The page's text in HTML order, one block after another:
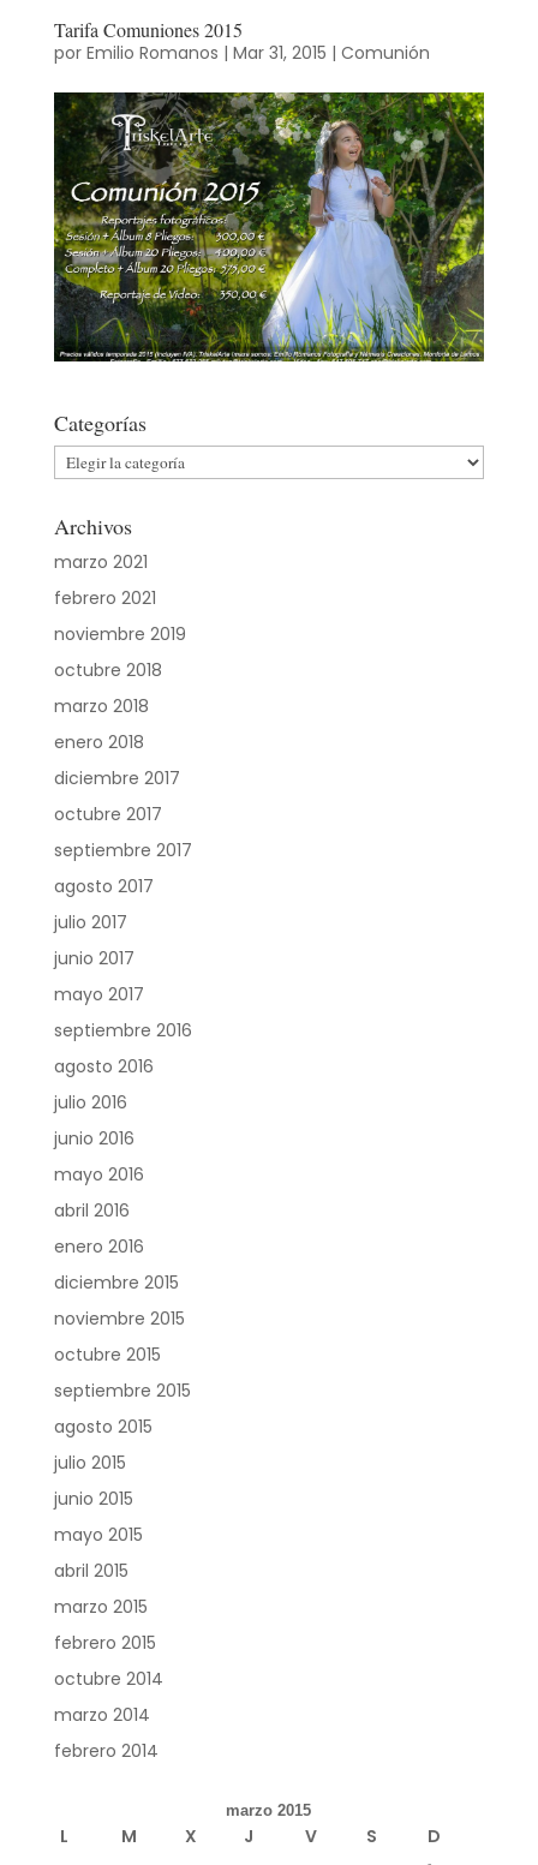
Tarifa Comuniones 2015
por Emilio Romanos | Mar 31, 2015 | Comunión
Categorías
Categorías
Archivos
marzo 2021
febrero 2021
noviembre 2019
octubre 2018
marzo 2018
enero 2018
diciembre 2017
octubre 2017
septiembre 2017
agosto 2017
julio 2017
junio 2017
mayo 2017
septiembre 2016
agosto 2016
julio 2016
junio 2016
mayo 2016
abril 2016
enero 2016
diciembre 2015
noviembre 2015
octubre 2015
septiembre 2015
agosto 2015
julio 2015
junio 2015
mayo 2015
abril 2015
marzo 2015
febrero 2015
octubre 2014
marzo 2014
febrero 2014
marzo 2015
L M X J V S
D